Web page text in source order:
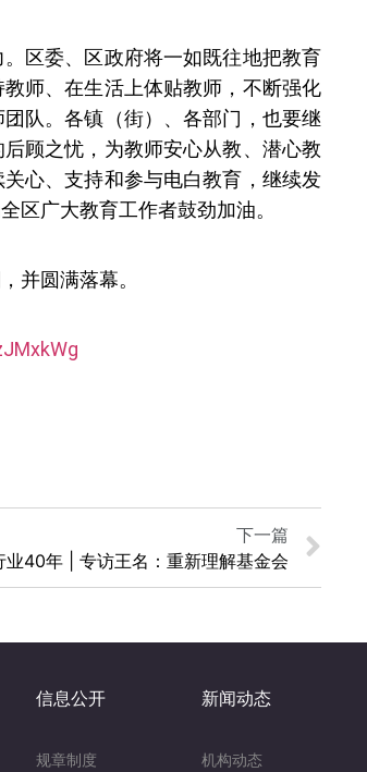
区委、区政府将一如既往地把教育
师、在生活上体贴教师，不断强化
队。各镇（街）、各部门，也要继
顾之忧，为教师安心从教、潜心教
心、支持和参与电白教育，继续发
区广大教育工作者鼓劲加油。
并圆满落幕。
下一篇
业40年 | 专访王名：重新理解基金会
信息公开
规章制度
新闻动态
机构动态